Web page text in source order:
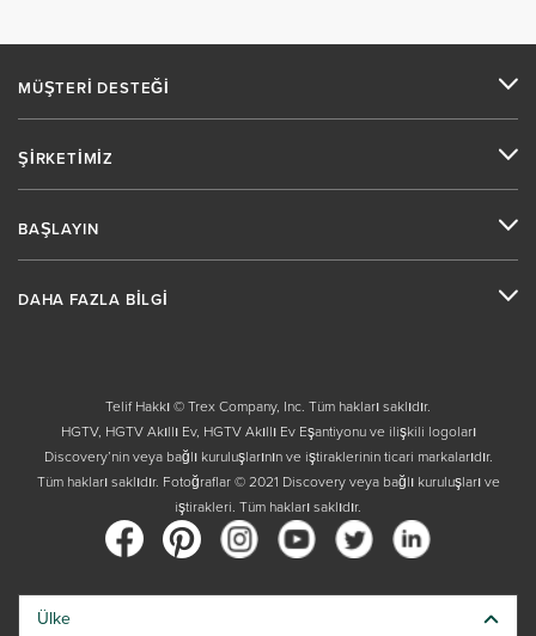
MÜŞTERİ DESTEĞİ
ŞİRKETİMİZ
BAŞLAYIN
DAHA FAZLA BİLGİ
Telif Hakkı © Trex Company, Inc. Tüm hakları saklıdır.
HGTV, HGTV Akıllı Ev, HGTV Akıllı Ev Eşantiyonu ve ilişkili logoları
Discovery’nin veya bağlı kuruluşlarının ve iştiraklerinin ticari markalarıdır.
Tüm hakları saklıdır. Fotoğraflar © 2021 Discovery veya bağlı kuruluşları ve
iştirakleri. Tüm hakları saklıdır.
Ülke